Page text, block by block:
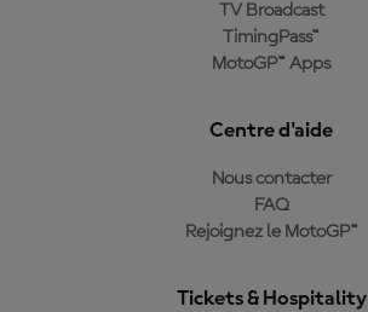
TV Broadcast
TimingPass™
MotoGP™ Apps
Centre d'aide
Nous contacter
FAQ
Rejoignez le MotoGP™
Tickets & Hospitality